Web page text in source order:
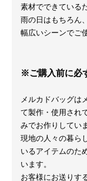
素材でできている
雨の日はもちろん
幅広いシーンでご
※ご購入前に必
メルカドバッグは
て製作・使用され
みでお作りしてい
現地の人々の暮ら
いるアイテムのた
います。
お客様にお送りす